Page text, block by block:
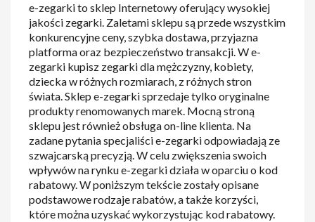
e-zegarki to sklep Internetowy oferujący wysokiej
jakości zegarki. Zaletami sklepu są przede wszystkim
konkurencyjne ceny, szybka dostawa, przyjazna
platforma oraz bezpieczeństwo transakcji. W e-
zegarki kupisz zegarki dla mężczyzny, kobiety,
dziecka w różnych rozmiarach, z różnych stron
świata. Sklep e-zegarki sprzedaje tylko oryginalne
produkty renomowanych marek. Mocną stroną
sklepu jest również obsługa on-line klienta. Na
zadane pytania specjaliści e-zegarki odpowiadają ze
szwajcarską precyzją. W celu zwiększenia swoich
wpływów na rynku e-zegarki działa w oparciu o kod
rabatowy. W poniższym tekście zostały opisane
podstawowe rodzaje rabatów, a także korzyści,
które można uzyskać wykorzystując kod rabatowy.